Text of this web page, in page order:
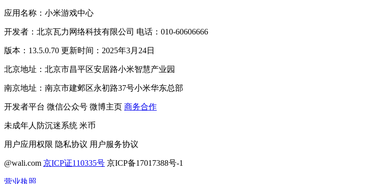
应用名称：小米游戏中心
开发者：北京瓦力网络科技有限公司 电话：010-60606666
版本：13.5.0.70 更新时间：2025年3月24日
北京地址：北京市昌平区安居路小米智慧产业园
南京地址：南京市建邺区永初路37号小米华东总部
开发者平台 微信公众号 微博主页 商务合作
未成年人防沉迷系统 米币
用户应用权限 隐私协议 用户服务协议
@wali.com 京ICP证110335号 京ICP备17017388号-1
营业执照